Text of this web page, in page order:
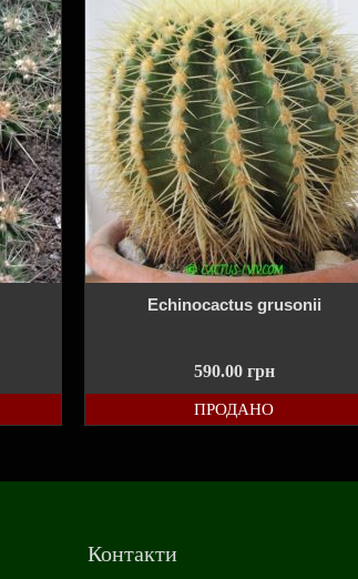
Echinocactus grusonii
590.00 грн
ПРОДАНО
Контакти